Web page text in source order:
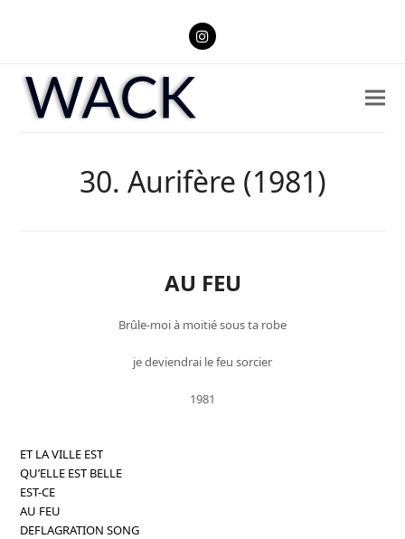
Instagram
30. Aurifère (1981)
AU FEU
Brûle-moi à moitié sous ta robe
je deviendrai le feu sorcier
1981
ET LA VILLE EST
QU’ELLE EST BELLE
EST-CE
AU FEU
DEFLAGRATION SONG